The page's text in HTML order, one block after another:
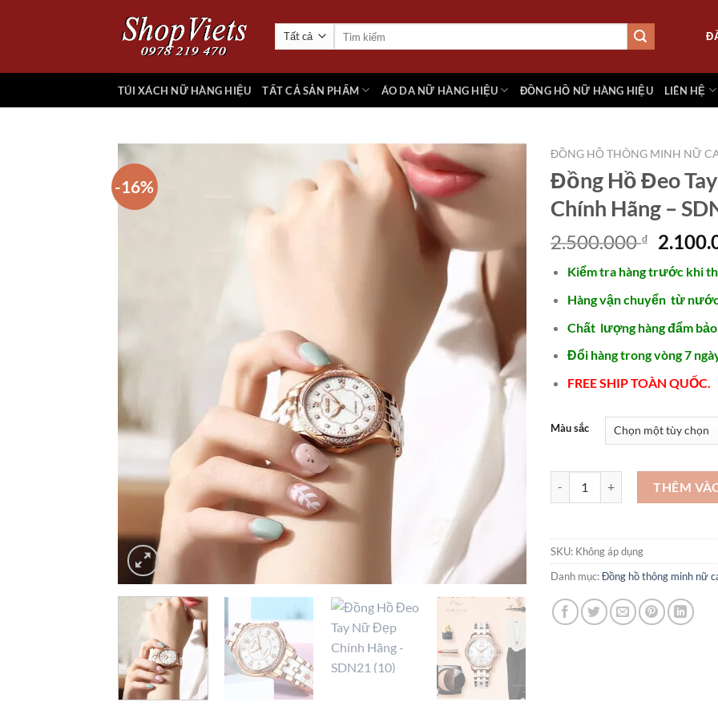
dung
TÚI XÁCH NỮ HÀNG HIỆU TẤT CẢ SẢN PHẨM ÁO DA NỮ HÀNG HIỆU ĐỒNG HỒ NỮ HÀNG HIỆU LIÊN HỆ
-16%
Add to
ĐỒNG HỒ THÔNG MINH NỮ
Đồng Hồ Đeo
Chính Hãng –
2.500.000₫
Giá
gốc
là:
Kiểm tra hàng trước khi
Hàng vận chuyển từ
Chất lượng hàng đẩm bảo,
Đổi hàng trong vòng 7
FREE SHIP TOÀN QUỐC.
Màu sắc
Đồng Hồ Đeo Tay Nữ Đẹp Chính
THÊM
SKU: Không áp dụng
Danh mục:Đồng hồ thông minh nữ